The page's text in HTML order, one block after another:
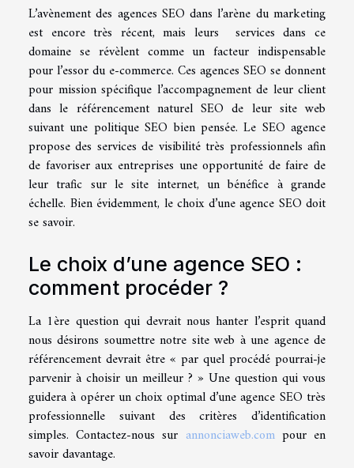
L’avènement des agences SEO dans l’arène du marketing
est encore très récent, mais leurs services dans ce
domaine se révèlent comme un facteur indispensable
pour l’essor du e-commerce. Ces agences SEO se donnent
pour mission spécifique l’accompagnement de leur client
dans le référencement naturel SEO de leur site web
suivant une politique SEO bien pensée. Le SEO agence
propose des services de visibilité très professionnels afin
de favoriser aux entreprises une opportunité de faire de
leur trafic sur le site internet, un bénéfice à grande
échelle. Bien évidemment, le choix d’une agence SEO doit
se savoir.
Le choix d’une agence SEO :
comment procéder ?
La 1ère question qui devrait nous hanter l’esprit quand
nous désirons soumettre notre site web à une agence de
référencement devrait être « par quel procédé pourrai-je
parvenir à choisir un meilleur ? » Une question qui vous
guidera à opérer un choix optimal d’une agence SEO très
professionnelle suivant des critères d’identification
simples. Contactez-nous sur annonciaweb.compour en
savoir davantage.